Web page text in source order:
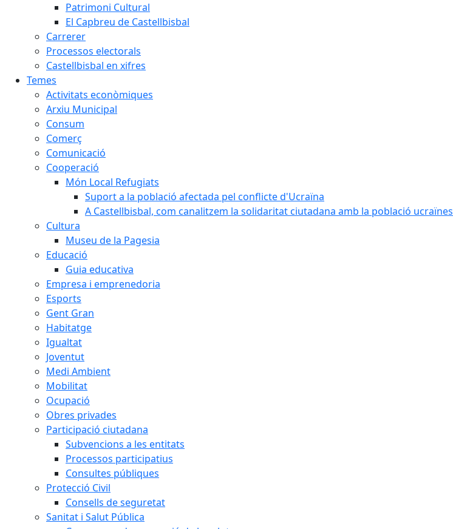
Patrimoni Cultural
El Capbreu de Castellbisbal
Carrerer
Processos electorals
Castellbisbal en xifres
Temes
Activitats econòmiques
Arxiu Municipal
Consum
Comerç
Comunicació
Cooperació
Món Local Refugiats
Suport a la població afectada pel conflicte d'Ucraïna
A Castellbisbal, com canalitzem la solidaritat ciutadana amb la població
Cultura
Museu de la Pagesia
Educació
Guia educativa
Empresa i emprenedoria
Esports
Gent Gran
Habitatge
Igualtat
Joventut
Medi Ambient
Mobilitat
Ocupació
Obres privades
Participació ciutadana
Subvencions a les entitats
Processos participatius
Consultes públiques
Protecció Civil
Consells de seguretat
Sanitat i Salut Pública